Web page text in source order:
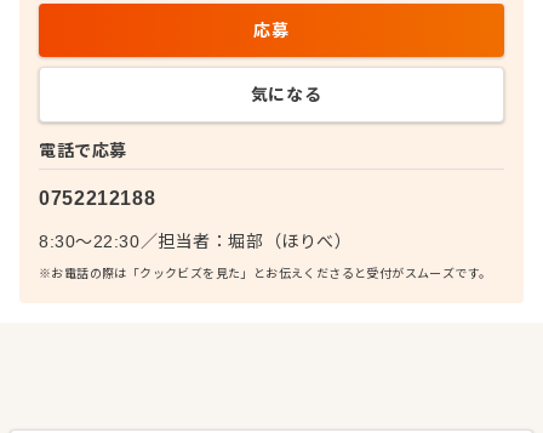
電話で応募
0752212188
8:30～22:30／担当者：堀部（ほりべ）
※お電話の際は「クックビズを見た」とお伝えくださると受付がスムーズです。
応募
気になる